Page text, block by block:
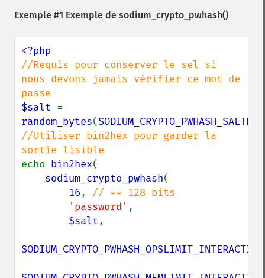
Exemple #1 Exemple de sodium_crypto_pwhash()
//Requis pour conserver le sel si
nous devons jamais vérifier ce mot de
$salt
random_bytes(
//Utiliser bin2hex pour garder la
echo bin2hex(
sodium_crypto_pwhash(
16, // == 128 bits
'password' ,
$salt,
SODIUM_CRYPTO_PWHASH_OPSLIMIT_INTERACTIVE